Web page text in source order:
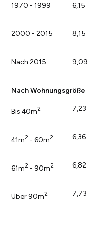
1970 - 1999
2000 - 2015
Nach 2015
Nach Wohnungsgröße
Bis 40m2
41m2 - 60m2
61m2 - 90m2
Über 90m2